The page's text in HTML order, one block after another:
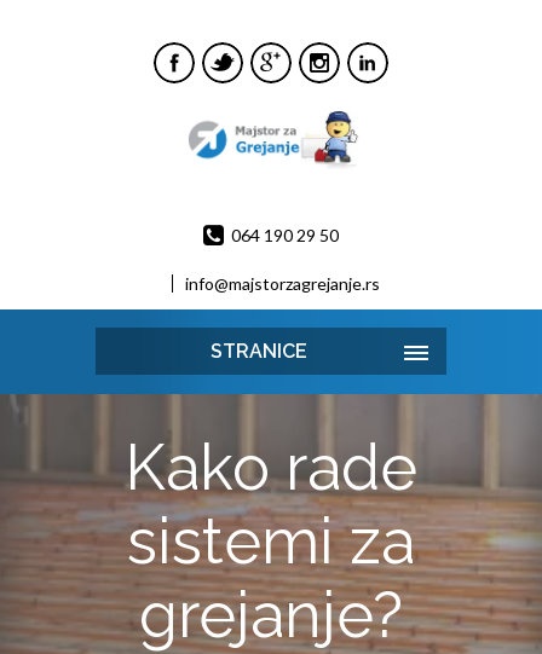
064 190 29 50
info@majstorzagrejanje.rs
STRANICE
Kako rade
sistemi za
grejanje?